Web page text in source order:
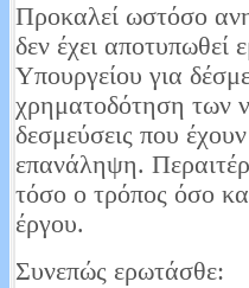
Προκαλεί ωστόσο
δεν έχει
Υπουργείου για
χρηματοδότηση των
δεσμεύσεις που
επανάληψη.
τόσο ο τρόπος όσο
έργου.
Συνεπώς ερωτάσθε: